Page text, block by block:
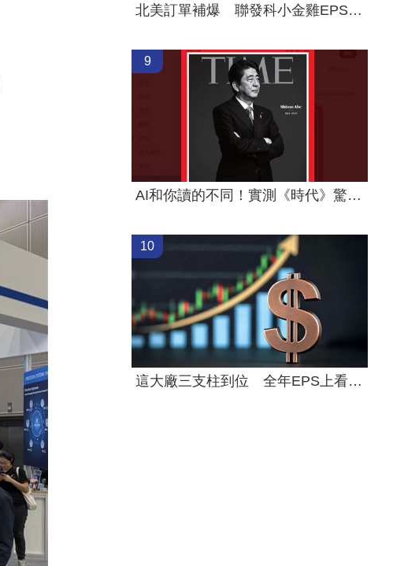
北美訂單補爆 聯發科小金雞EPS至27.12元
9
AI和你讀的不同！實測《時代》驚揭1真相
10
這大廠三支柱到位 全年EPS上看5.68元